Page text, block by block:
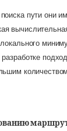
пути они